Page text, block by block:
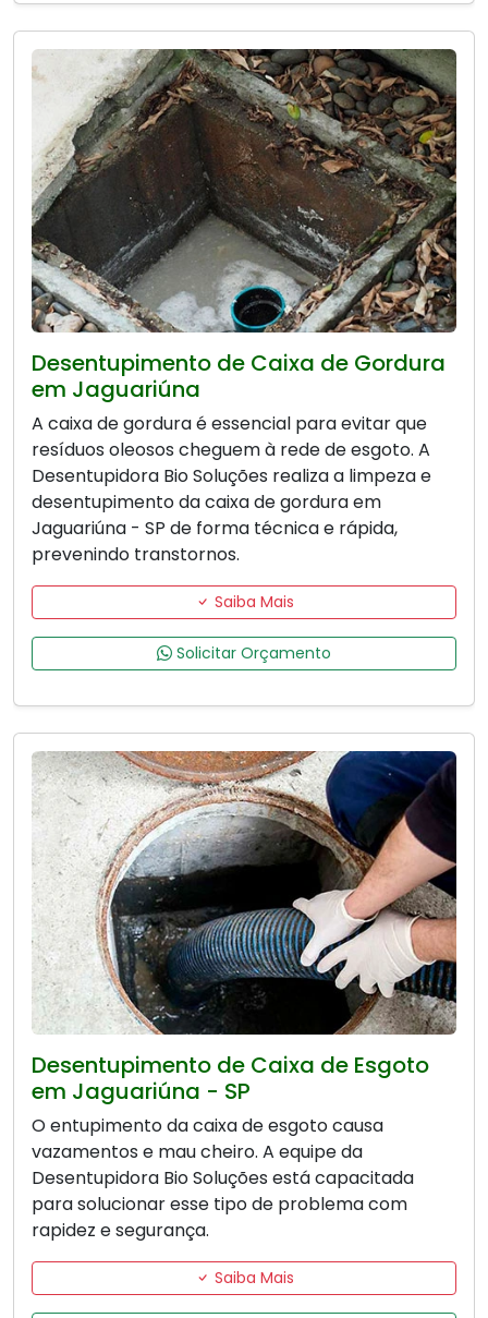
Desentupimento de Caixa de Gordura
em Jaguariúna
A caixa de gordura é essencial para evitar que
resíduos oleosos cheguem à rede de esgoto. A
Desentupidora Bio Soluções realiza a limpeza e
desentupimento da caixa de gordura em
Jaguariúna - SP de forma técnica e rápida,
prevenindo transtornos.
Saiba Mais
Solicitar Orçamento
Desentupimento de Caixa de Esgoto
em Jaguariúna - SP
O entupimento da caixa de esgoto causa
vazamentos e mau cheiro. A equipe da
Desentupidora Bio Soluções está capacitada
para solucionar esse tipo de problema com
rapidez e segurança.
Saiba Mais